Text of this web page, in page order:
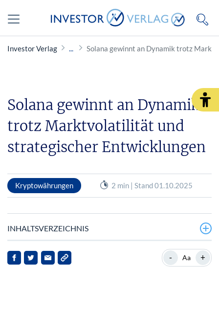
Investor Verlag Solana gewinnt an Dynamik trotz
Solana gewinnt an Dynamik
trotz Marktvolatilität und
strategischer Entwicklungen
Kryptowährungen 2 min | Stand 01.10.2025
INHALTSVERZEICHNIS
Aktuelle Marktbewegungen
- Aa +